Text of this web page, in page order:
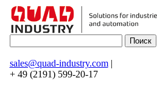
sales@quad-industry.com|
+ 49 (2191) 599-20-17